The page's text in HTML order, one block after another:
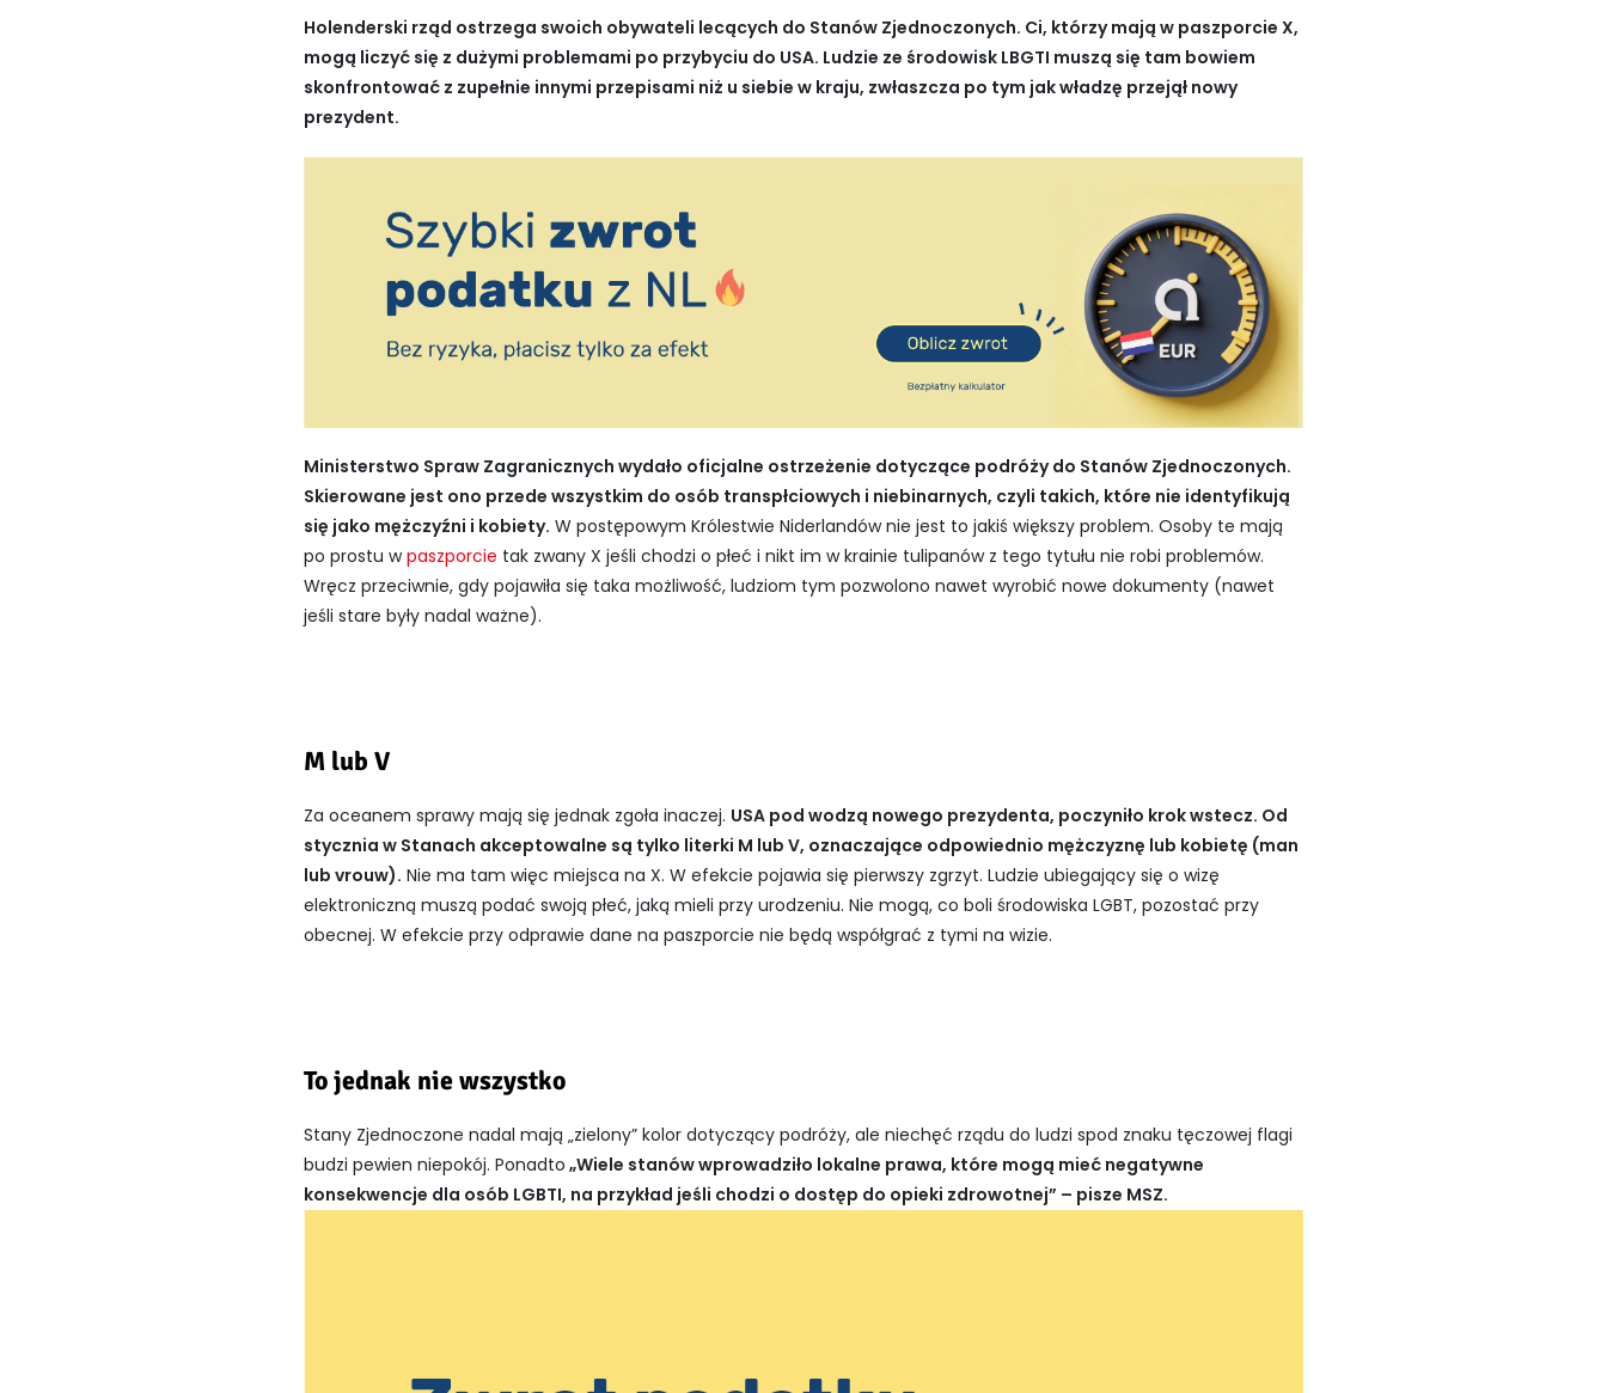
Holenderski rząd ostrzega swoich obywateli lecących do Stanów Zjednoczonych. Ci, którzy mają w paszporcie X,
mogą liczyć się z dużymi problemami po przybyciu do USA. Ludzie ze środowisk LBGTI muszą się tam bowiem
skonfrontować z zupełnie innymi przepisami niż u siebie w kraju, zwłaszcza po tym jak władzę przejął nowy
prezydent.
Ministerstwo Spraw Zagranicznych wydało oficjalne ostrzeżenie dotyczące podróży do Stanów Zjednoczonych.
Skierowane jest ono przede wszystkim do osób transpłciowych i niebinarnych, czyli takich, które nie identyfikują
się jako mężczyźni i kobiety. W postępowym Królestwie Niderlandów nie jest to jakiś większy problem. Osoby te mają
po prostu wpaszporcie tak zwany X jeśli chodzi o płeć i nikt im w krainie tulipanów z tego tytułu nie robi problemów.
Wręcz przeciwnie, gdy pojawiła się taka możliwość, ludziom tym pozwolono nawet wyrobić nowe dokumenty (nawet
jeśli stare były nadal ważne).
M lub V
Za oceanem sprawy mają się jednak zgoła inaczej. USA pod wodzą nowego prezydenta, poczyniło krok wstecz. Od
stycznia w Stanach akceptowalne są tylko literki M lub V, oznaczające odpowiednio mężczyznę lub kobietę (man
lub vrouw). Nie ma tam więc miejsca na X. W efekcie pojawia się pierwszy zgrzyt. Ludzie ubiegający się o wizę
elektroniczną muszą podać swoją płeć, jaką mieli przy urodzeniu. Nie mogą, co boli środowiska LGBT, pozostać przy
obecnej. W efekcie przy odprawie dane na paszporcie nie będą współgrać z tymi na wizie.
To jednak nie wszystko
Stany Zjednoczone nadal mają „zielony” kolor dotyczący podróży, ale niechęć rządu do ludzi spod znaku tęczowej flagi
budzi pewien niepokój. Ponadto „Wiele stanów wprowadziło lokalne prawa, które mogą mieć negatywne
konsekwencje dla osób LGBTI, na przykład jeśli chodzi o dostęp do opieki zdrowotnej” – pisze MSZ.